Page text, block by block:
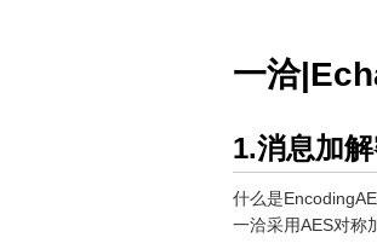
一洽
1.消息加
什么是
一洽采用AES对称